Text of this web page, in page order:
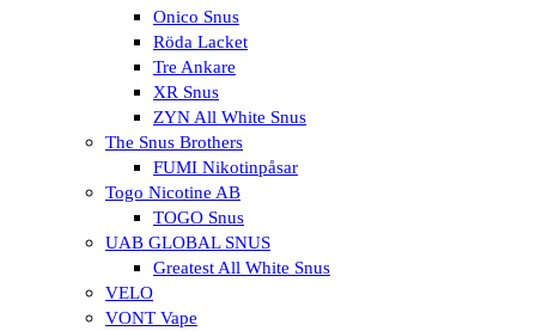
Onico Snus
Röda Lacket
Tre Ankare
XR Snus
ZYN All White Snus
The Snus Brothers
FUMI Nikotinpåsar
Togo Nicotine AB
TOGO Snus
UAB GLOBAL SNUS
Greatest All White Snus
VELO
VONT Vape